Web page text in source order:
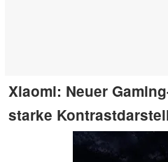
Xiaomi: Neuer
starke